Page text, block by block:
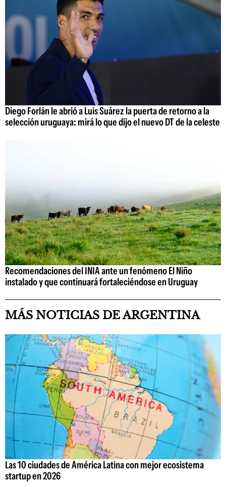
Diego Forlán le abrió a Luis Suárez la puerta de retorno a la
selección uruguaya: mirá lo que dijo el nuevo DT de la celeste
Recomendaciones del INIA ante un fenómeno El Niño
instalado y que continuará fortaleciéndose en Uruguay
MÁS NOTICIAS DE ARGENTINA
Las 10 ciudades de América Latina con mejor ecosistema
startup en 2026